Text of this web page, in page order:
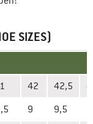
SIZES)
42 42,5
9 9,5